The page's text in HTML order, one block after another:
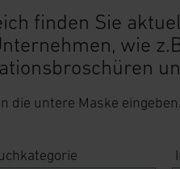
finden Sie
wie
die untere Maske eingeben.